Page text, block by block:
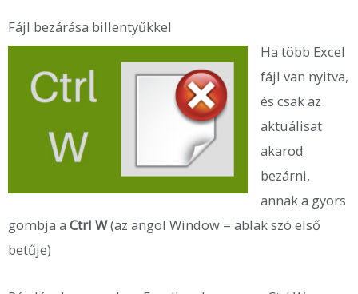
Fájl bezárása billentyűkkel
Ha több Excel
fájl van nyitva,
és csak az
aktuálisat
akarod
bezárni,
annak a gyors
gombja a Ctrl W(az angol Window = ablak szó első
betűje)